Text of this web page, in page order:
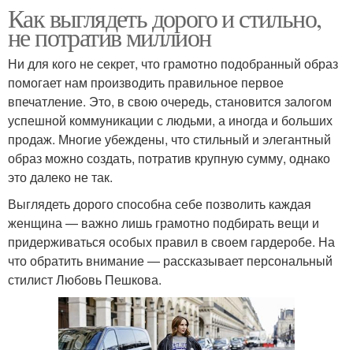
Как выглядеть дорого и стильно,
не потратив миллион
Ни для кого не секрет, что грамотно подобранный образ
помогает нам производить правильное первое
впечатление. Это, в свою очередь, становится залогом
успешной коммуникации с людьми, а иногда и больших
продаж. Многие убеждены, что стильный и элегантный
образ можно создать, потратив крупную сумму, однако
это далеко не так.
Выглядеть дорого способна себе позволить каждая
женщина — важно лишь грамотно подбирать вещи и
придерживаться особых правил в своем гардеробе. На
что обратить внимание — рассказывает персональный
стилист Любовь Пешкова.